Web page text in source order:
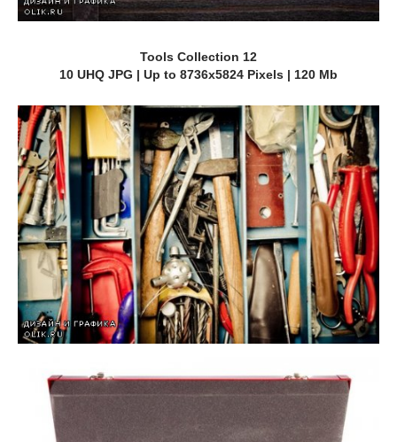
Tools Collection 12
10 UHQ JPG | Up to 8736x5824 Pixels | 120 Mb